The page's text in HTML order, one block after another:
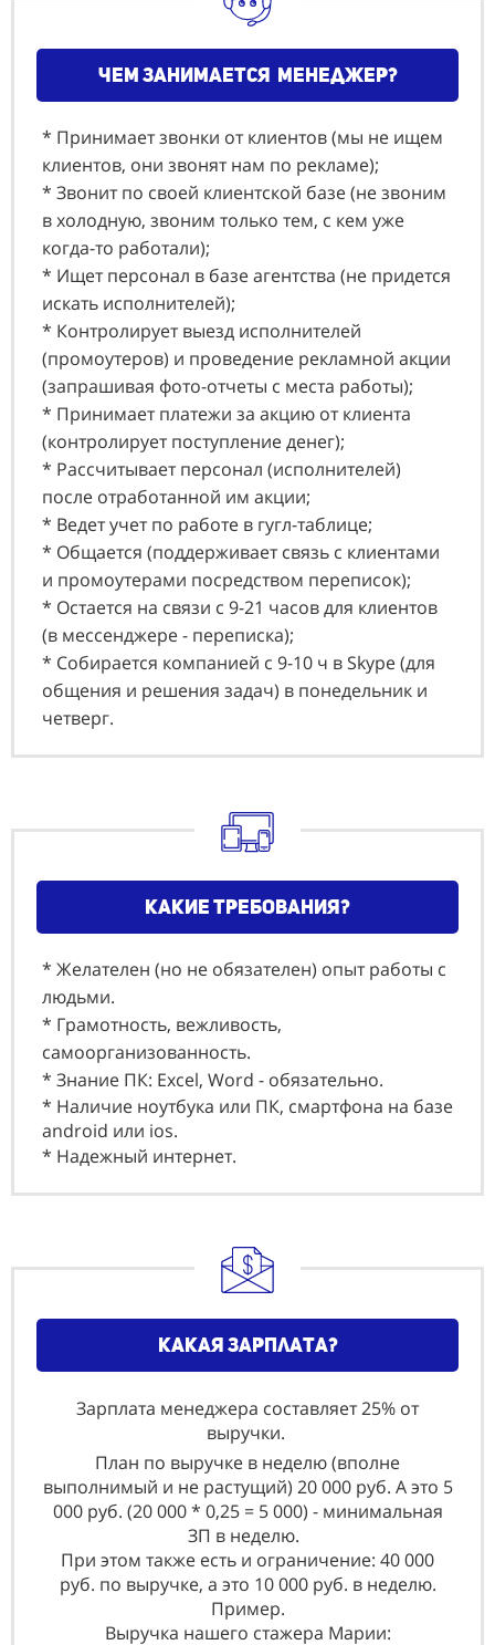
чем занимается менеджер?
* Принимает звонки от клиентов (мы не ищем
клиентов, они звонят нам по рекламе);
* Звонит по своей клиентской базе (не звоним
в холодную, звоним только тем, с кем уже
когда-то работали);
* Ищет персонал в базе агентства (не придется
искать исполнителей);
* Контролирует выезд исполнителей
(промоутеров) и проведение рекламной акции
(запрашивая фото-отчеты с места работы);
* Принимает платежи за акцию от клиента
(контролирует поступление денег);
* Рассчитывает персонал (исполнителей)
после отработанной им акции;
* Ведет учет по работе в гугл-таблице;
* Общается (поддерживает связь с клиентами
и промоутерами посредством переписок);
* Остается на связи с 9-21 часов для клиентов
(в мессенджере - переписка);
* Собирается компанией с 9-10 ч в Skype (для
общения и решения задач) в понедельник и
четверг.
какие требования?
* Желателен (но не обязателен) опыт работы с
людьми.
* Грамотность, вежливость,
самоорганизованность.
* Знание ПК: Еxcel, Word - обязательно.
* Наличие ноутбука или ПК, смартфона на базе
android или ios.
* Надежный интернет.
какая зарплата?
Зарплата менеджера составляет 25% от
выручки.
План по выручке в неделю (вполне
выполнимый и не растущий) 20 000 руб. А это 5
000 руб. (20 000 * 0,25 = 5 000) - минимальная
ЗП в неделю.
При этом также есть и ограничение: 40 000
руб. по выручке, а это 10 000 руб. в неделю.
Пример.
Выручка нашего стажера Марии: